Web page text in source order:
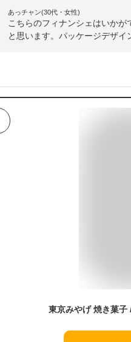
あっチャン(30代・女性)
こちらのフィナンシェはいか
と思います。パッケージデザ